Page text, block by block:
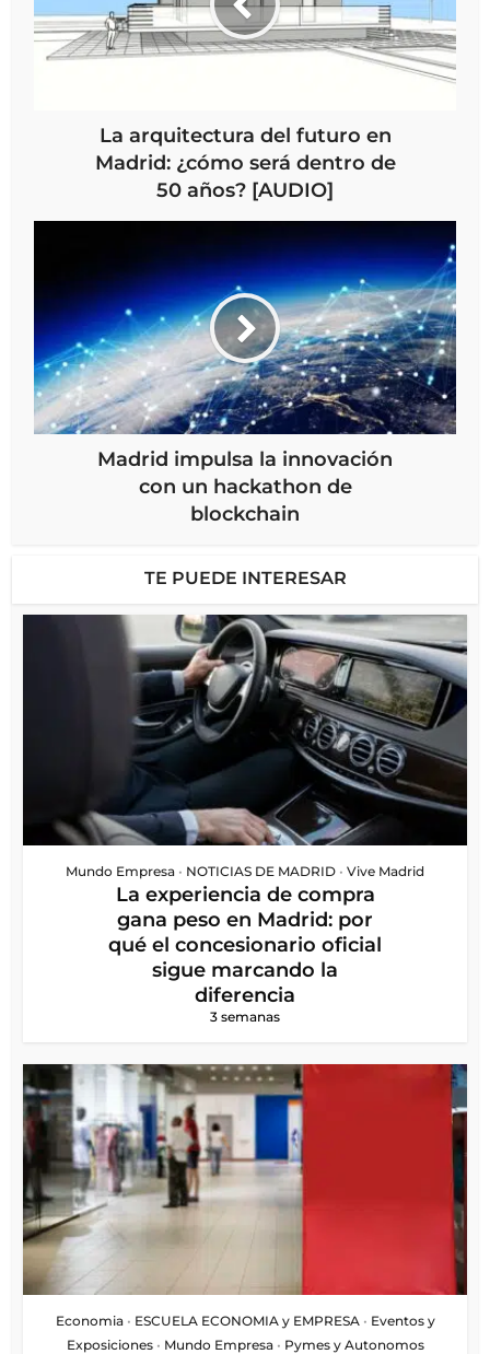
La arquitectura del futuro en
Madrid: ¿cómo será dentro de
50 años? [AUDIO]
Madrid impulsa la innovación
con un hackathon de
blockchain
TE PUEDE INTERESAR
Mundo Empresa • NOTICIAS DE MADRID • Vive Madrid
La experiencia de compra
gana peso en Madrid: por
qué el concesionario oficial
sigue marcando la
diferencia
3 semanas
Economia • ESCUELA ECONOMIA y EMPRESA • Eventos y
Exposiciones • Mundo Empresa • Pymes y Autonomos